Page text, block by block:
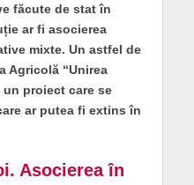
făcute de stat în
ar fi asocierea
mixte. Un astfel de
Agricolă “Unirea
proiect care se
ar putea fi extins în
Asocierea în